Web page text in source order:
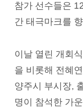
열
린
이
용
안
내
참가 선수들은
간 태극마크를
이날 열린 개회
을 비롯해 전혜
양주시 부시장,
명이 참석한 가운